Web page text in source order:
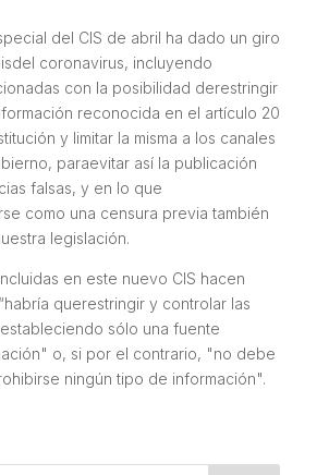
del CIS de abril ha dado un giro
coronavirus, incluyendo
con la posibilidad derestringir
reconocida en el artículo 20
y limitar la misma a los canales
paraevitar así la publicación
falsas, y en lo que
como una censura previa también
legislación.
en este nuevo CIS hacen
querestringir y controlar las
sólo una fuente
o, si por el contrario, "no debe
ningún tipo de información".